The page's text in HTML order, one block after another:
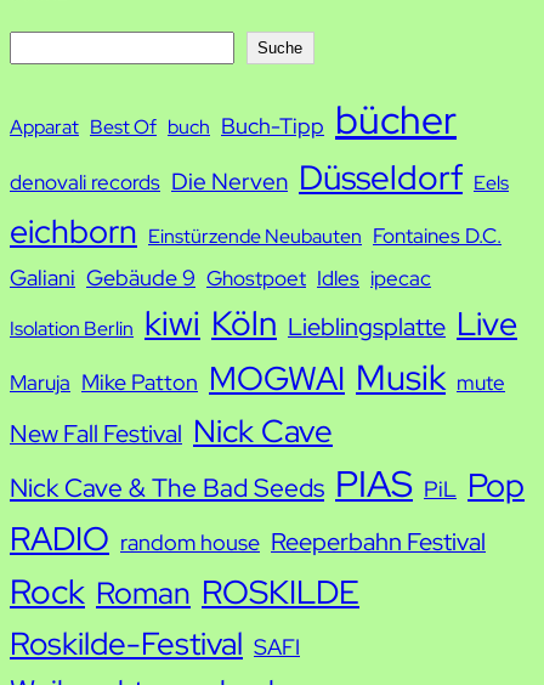
c
Suche
Apparat Best Of buch Buch-Tipp bücher
denovali records Die Nerven Düsseldorf Eels
eichborn Einstürzende Neubauten Fontaines D.C.
Galiani Gebäude 9 Ghostpoet Idles ipecac
Isolation Berlin kiwi Köln Lieblingsplatte Live
Maruja Mike Patton MOGWAI Musik mute
New Fall Festival Nick Cave
Nick Cave & The Bad Seeds PIAS PiL Pop
RADIO random house Reeperbahn Festival
Rock Roman ROSKILDE
Roskilde-Festival SAFI